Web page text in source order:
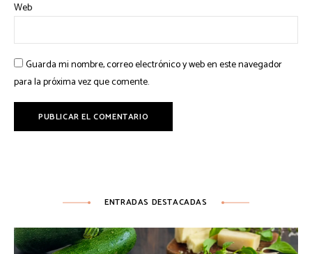
Web
Guarda mi nombre, correo electrónico y web en este navegador
para la próxima vez que comente.
ENTRADAS DESTACADAS